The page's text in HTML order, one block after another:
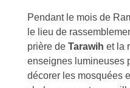
Pendant le mois de
le lieu de
prière de Tarawih et la
enseignes lumineuses
décorer les mosquées